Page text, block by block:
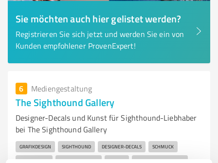
Sie möchten auch hier gelistet werden?
Registrieren Sie sich jetzt und werden Sie ein von
Kunden empfohlener ProvenExpert!
6 Mediengestaltung
The Sighthound Gallery
Designer-Decals und Kunst für Sighthound-Liebhaber
bei The Sighthound Gallery
GRAFIKDESIGN SIGHTHOUND DESIGNER-DECALS SCHMUCK
SKULPTUREN KUNSTPRODUKTE BORZOI SIGHTHOUND-RASSEN